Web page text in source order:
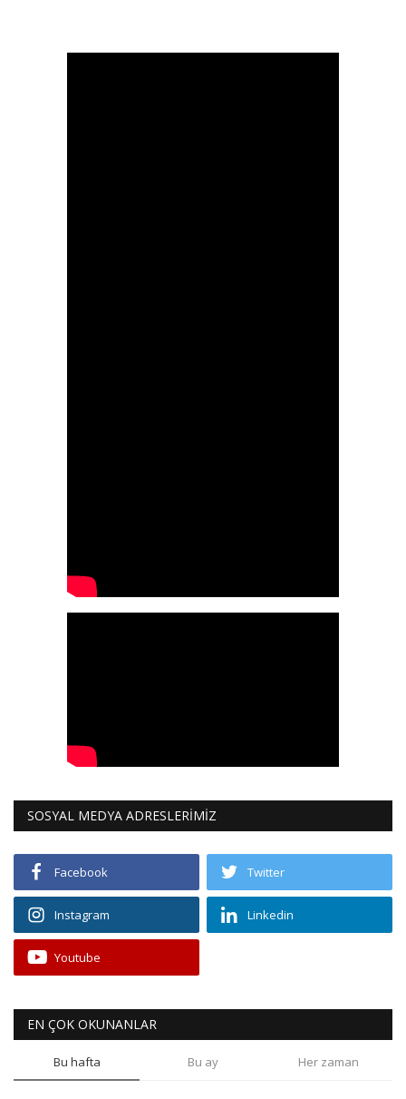
SOSYAL MEDYA ADRESLERİMİZ
Facebook Twitter
Instagram Linkedin
Youtube
EN ÇOK OKUNANLAR
Bu hafta Bu ay Her zaman